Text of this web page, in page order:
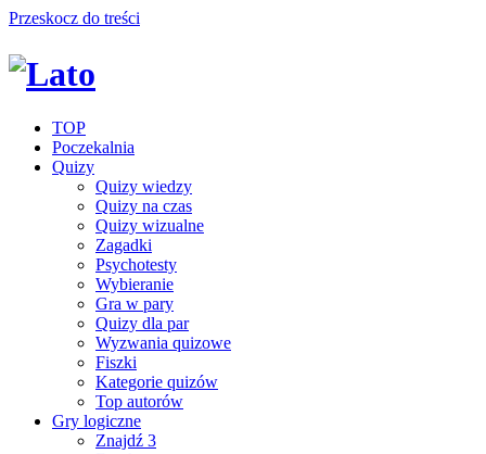
Przeskocz do treści
TOP
Poczekalnia
Quizy
Quizy wiedzy
Quizy na czas
Quizy wizualne
Zagadki
Psychotesty
Wybieranie
Gra w pary
Quizy dla par
Wyzwania quizowe
Fiszki
Kategorie quizów
Top autorów
Gry logiczne
Znajdź 3